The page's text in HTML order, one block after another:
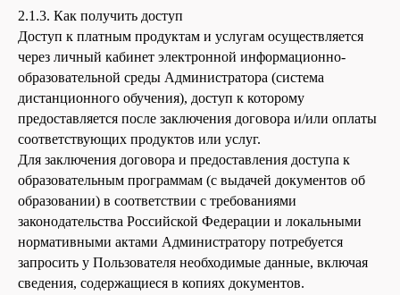
2.1.3. Как получить доступ
Доступ к платным продуктам и услугам осуществляется
через личный кабинет электронной информационно-
образовательной среды Администратора (система
дистанционного обучения), доступ к которому
предоставляется после заключения договора и/или оплаты
соответствующих продуктов или услуг.
Для заключения договора и предоставления доступа к
образовательным программам (с выдачей документов об
образовании) в соответствии с требованиями
законодательства Российской Федерации и локальными
нормативными актами Администратору потребуется
запросить у Пользователя необходимые данные, включая
сведения, содержащиеся в копиях документов.